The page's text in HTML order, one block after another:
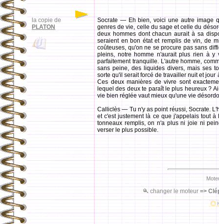
la copie de
PLATON
Socrate — Eh bien, voici une autre image
genres de vie, celle du sage et celle du
deux hommes dont chacun aurait à sa
seraient en bon état et remplis de vin, de
coûteuses, qu'on ne se procure pas sans
pleins, notre homme n'aurait plus rien à
parfaitement tranquille. L'autre homme,
sans peine, des liquides divers, mais ses
sorte qu'il serait forcé de travailler nuit et
Ces deux manières de vivre sont
lequel des deux te paraît le plus heureux ?
vie bien réglée vaut mieux qu'une vie
Calliclès — Tu n'y as point réussi, Socrate.
et c'est justement là ce que j'appelais tout
tonneaux remplis, on n'a plus ni joie ni
verser le plus possible.
changer le moteur =>